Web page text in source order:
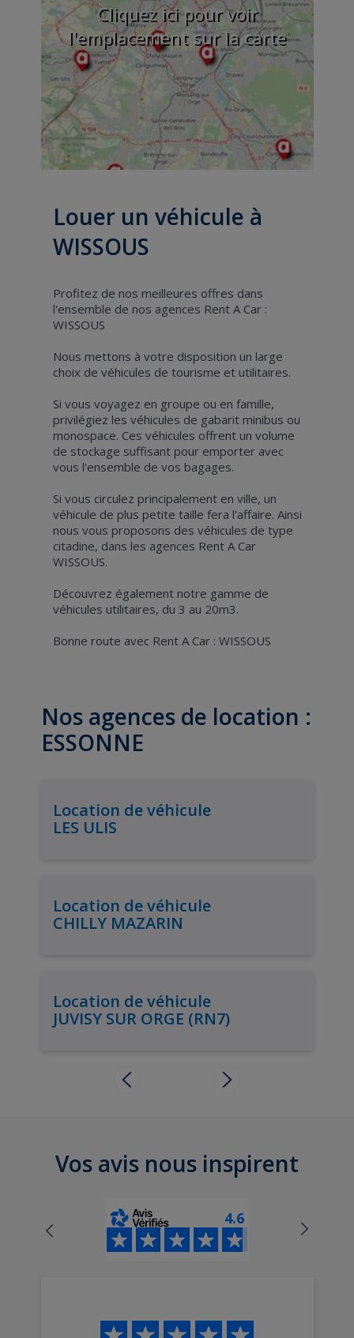
Cliquez ici pour voir
l'emplacement sur la carte
Louer un véhicule à
WISSOUS
Profitez de nos meilleures offres dans
l'ensemble de nos agences Rent A Car :
WISSOUS
Nous mettons à votre disposition un large
choix de véhicules de tourisme et utilitaires.
Si vous voyagez en groupe ou en famille,
privilégiez les véhicules de gabarit minibus ou
monospace. Ces véhicules offrent un volume
de stockage suffisant pour emporter avec
vous l'ensemble de vos bagages.
Si vous circulez principalement en ville, un
véhicule de plus petite taille fera l'affaire. Ainsi
nous vous proposons des véhicules de type
citadine, dans les agences Rent A Car
WISSOUS.
Découvrez également notre gamme de
véhicules utilitaires, du 3 au 20m3.
Bonne route avec Rent A Car : WISSOUS
Nos agences de location :
ESSONNE
Location de véhicule
LES ULIS
Location de véhicule
CHILLY MAZARIN
Location de véhicule
JUVISY SUR ORGE (RN7)
Vos avis nous inspirent
4.6